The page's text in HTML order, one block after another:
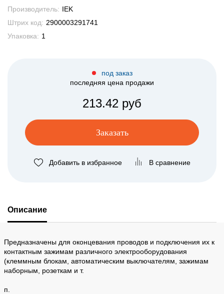
Производитель: IEK
Штрих код: 2900003291741
Упаковка: 1
под заказ
последняя цена продажи
213.42 руб
Заказать
Добавить в избранное В сравнение
Описание
Предназначены для оконцевания проводов и подключения их к
контактным зажимам различного электрооборудования
(клеммным блокам, автоматическим выключателям, зажимам
наборным, розеткам и т.
п.